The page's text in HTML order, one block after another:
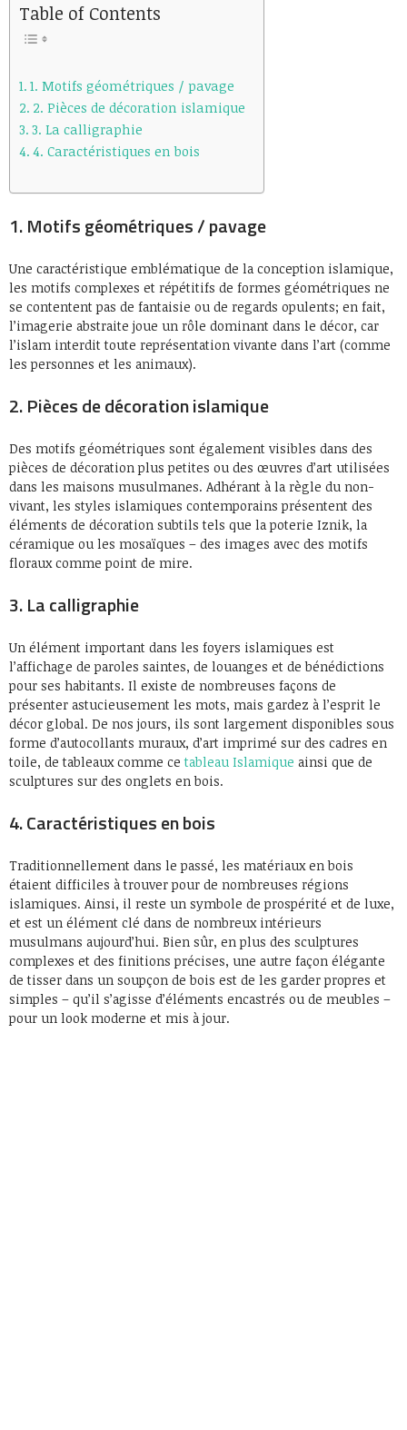
Table of Contents
1. Motifs géométriques / pavage
2. Pièces de décoration islamique
3. La calligraphie
4. Caractéristiques en bois
1. Motifs géométriques / pavage
Une caractéristique emblématique de la conception islamique,
les motifs complexes et répétitifs de formes géométriques ne
se contentent pas de fantaisie ou de regards opulents; en fait,
l’imagerie abstraite joue un rôle dominant dans le décor, car
l’islam interdit toute représentation vivante dans l’art (comme
les personnes et les animaux).
2. Pièces de décoration islamique
Des motifs géométriques sont également visibles dans des
pièces de décoration plus petites ou des œuvres d’art utilisées
dans les maisons musulmanes. Adhérant à la règle du non-
vivant, les styles islamiques contemporains présentent des
éléments de décoration subtils tels que la poterie Iznik, la
céramique ou les mosaïques – des images avec des motifs
floraux comme point de mire.
3. La calligraphie
Un élément important dans les foyers islamiques est
l’affichage de paroles saintes, de louanges et de bénédictions
pour ses habitants. Il existe de nombreuses façons de
présenter astucieusement les mots, mais gardez à l’esprit le
décor global. De nos jours, ils sont largement disponibles sous
forme d’autocollants muraux, d’art imprimé sur des cadres en
toile, de tableaux comme cetableau Islamique ainsi que de
sculptures sur des onglets en bois.
4. Caractéristiques en bois
Traditionnellement dans le passé, les matériaux en bois
étaient difficiles à trouver pour de nombreuses régions
islamiques. Ainsi, il reste un symbole de prospérité et de luxe,
et est un élément clé dans de nombreux intérieurs
musulmans aujourd’hui. Bien sûr, en plus des sculptures
complexes et des finitions précises, une autre façon élégante
de tisser dans un soupçon de bois est de les garder propres et
simples – qu’il s’agisse d’éléments encastrés ou de meubles –
pour un look moderne et mis à jour.